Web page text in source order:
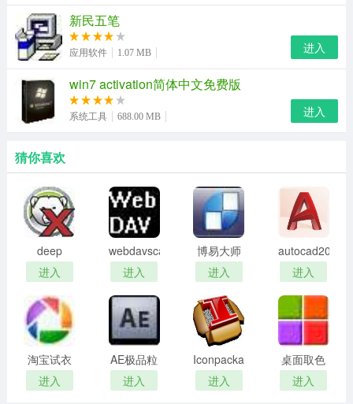
新民五笔
应用软件 1.07 MB 进入
win7 activation简体中文免费版
系统工具 688.00 MB 进入
猜你喜欢
deep
freeze
password
remover(冰
点还原密
码清除器)
进入
webdavscan
客户端
(web漏洞
扫描软件)
进入
博易大师
资管版
进入
autocad2002
迷你版
进入
淘宝试衣
服软件
进入
AE极品粒
子插件
(Trapcode
进入
Iconpackager
中文补丁
进入
桌面取色
工具
colorpix
进入